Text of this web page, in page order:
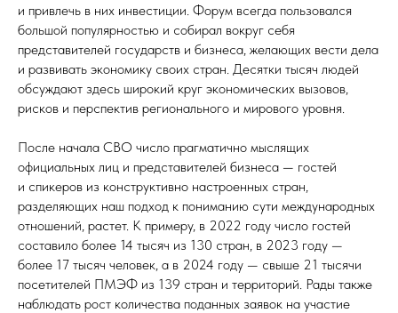
и привлечь в них инвестиции. Форум всегда пользовался
большой популярностью и собирал вокруг себя
представителей государств и бизнеса, желающих вести дела
и развивать экономику своих стран. Десятки тысяч людей
обсуждают здесь широкий круг экономических вызовов,
рисков и перспектив регионального и мирового уровня.
После начала СВО число прагматично мыслящих
официальных лиц и представителей бизнеса — гостей
и спикеров из конструктивно настроенных стран,
разделяющих наш подход к пониманию сути международных
отношений, растет. К примеру, в 2022 году число гостей
составило более 14 тысяч из 130 стран, в 2023 году —
более 17 тысяч человек, а в 2024 году — свыше 21 тысячи
посетителей ПМЭФ из 139 стран и территорий. Рады также
наблюдать рост количества поданных заявок на участие